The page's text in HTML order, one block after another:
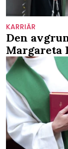
KARRIÄR
Den
Margareta